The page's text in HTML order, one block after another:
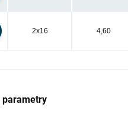
2x16 4,60
parametry